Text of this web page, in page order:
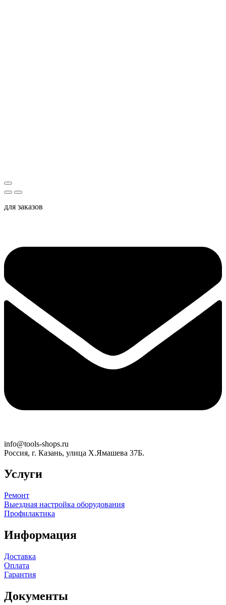
для заказов
info@tools-shops.ru
Россия, г. Казань, улица Х.Ямашева 37Б.
Услуги
Ремонт
Выездная настройка оборудования
Профилактика
Информация
Доставка
Оплата
Гарантия
Документы